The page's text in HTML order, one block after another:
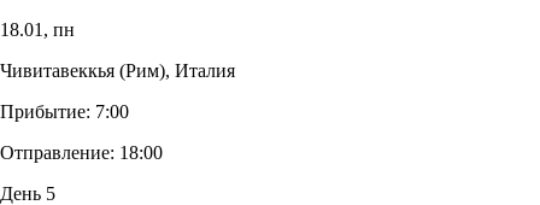
18.01, пн
Чивитавеккья (Рим), Италия
Прибытие: 7:00
Отправление: 18:00
День 5